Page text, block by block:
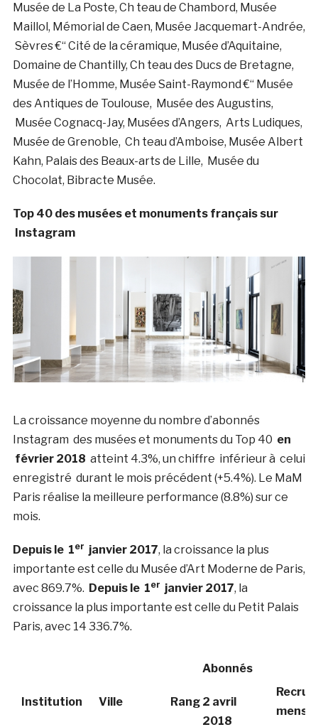
Musée de La Poste, Ch teau de Chambord, Musée
Maillol, Mémorial de Caen, Musée Jacquemart-Andrée,
Sèvres €“ Cité de la céramique, Musée d’Aquitaine,
Domaine de Chantilly, Ch teau des Ducs de Bretagne,
Musée de l’Homme, Musée Saint-Raymond €“ Musée
des Antiques de Toulouse, Musée des Augustins,
Musée Cognacq-Jay, Musées d’Angers, Arts Ludiques,
Musée de Grenoble, Ch teau d’Amboise, Musée Albert
Kahn, Palais des Beaux-arts de Lille, Musée du
Chocolat, Bibracte Musée.
Top 40 des musées et monuments français sur
Instagram
La croissance moyenne du nombre d’abonnés
Instagram des musées et monuments du Top 40 en
février 2018 atteint 4.3%, un chiffre inférieur à celui
enregistré durant le mois précédent (+5.4%). Le MaM
Paris réalise la meilleure performance (8.8%) sur ce
mois.
Depuis le 1er janvier 2017, la croissance la plus
importante est celle du Musée d’Art Moderne de Paris,
avec 869.7%. Depuis le 1er janvier 2017, la
croissance la plus importante est celle du Petit Palais
Paris, avec 14 336.7%.
Institution Ville Rang
Abonnés
2 avril
2018